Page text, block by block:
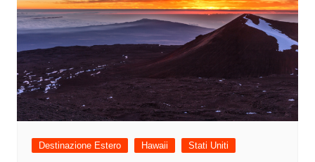
Destinazione Estero Hawaii Stati Uniti